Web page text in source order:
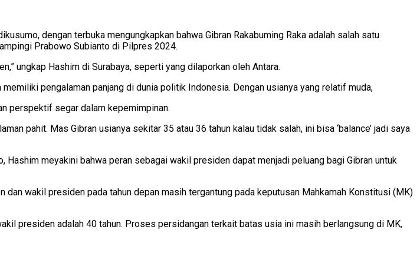
dengan terbuka mengungkapkan bahwa Gibran Rakabuming Raka adalah salah satu
Prabowo Subianto di Pilpres 2024.
ungkap Hashim di Surabaya, seperti yang dilaporkan oleh Antara.
pengalaman panjang di dunia politik Indonesia. Dengan usianya yang relatif muda,
perspektif segar dalam kepemimpinan.
pahit. Mas Gibran usianya sekitar 35 atau 36 tahun kalau tidak salah, ini bisa ‘balance’ jadi saya
meyakini bahwa peran sebagai wakil presiden dapat menjadi peluang bagi Gibran untuk
wakil presiden pada tahun depan masih tergantung pada keputusan Mahkamah Konstitusi (MK)
presiden adalah 40 tahun. Proses persidangan terkait batas usia ini masih berlangsung di MK,